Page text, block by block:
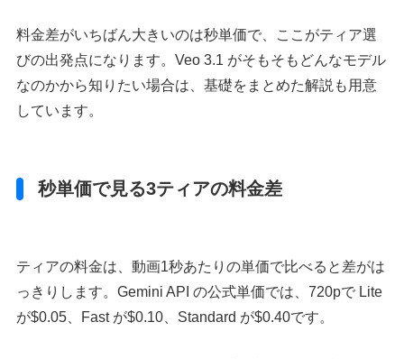
料金差がいちばん大きいのは秒単価で、ここがティア選
びの出発点になります。Veo 3.1 がそもそもどんなモデル
なのかから知りたい場合は、基礎をまとめた解説も用意
しています。
秒単価で見る3ティアの料金差
ティアの料金は、動画1秒あたりの単価で比べると差がは
っきりします。Gemini API の公式単価では、720pで Lite
が$0.05、Fast が$0.10、Standard が$0.40です。